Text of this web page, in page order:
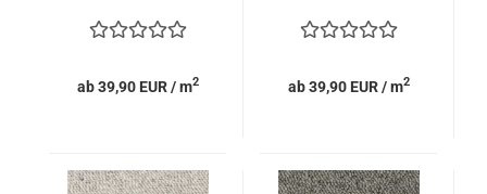
ab 39,90 EUR / m2 ab 39,90 EUR / m2